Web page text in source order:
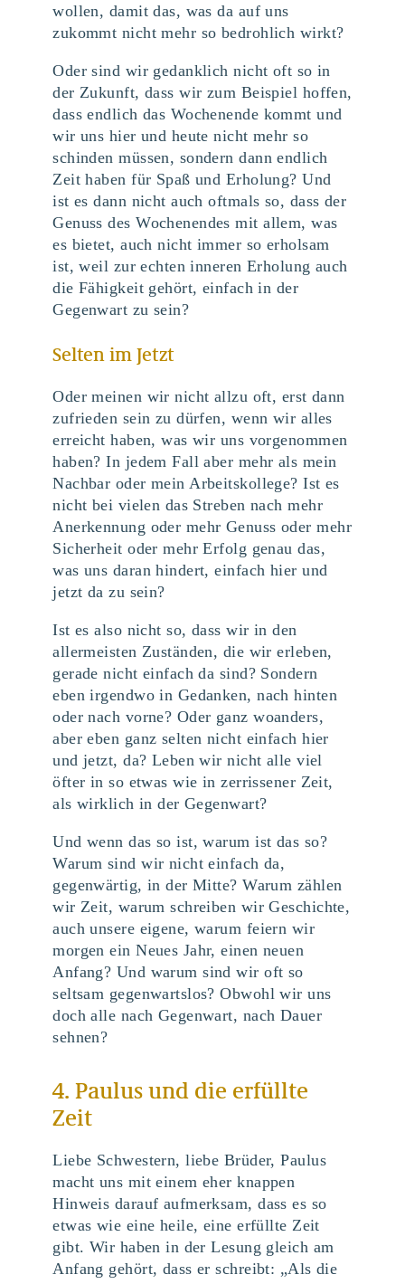
wollen, damit das, was da auf uns
zukommt nicht mehr so bedrohlich wirkt?
Oder sind wir gedanklich nicht oft so in
der Zukunft, dass wir zum Beispiel hoffen,
dass endlich das Wochenende kommt und
wir uns hier und heute nicht mehr so
schinden müssen, sondern dann endlich
Zeit haben für Spaß und Erholung? Und
ist es dann nicht auch oftmals so, dass der
Genuss des Wochenendes mit allem, was
es bietet, auch nicht immer so erholsam
ist, weil zur echten inneren Erholung auch
die Fähigkeit gehört, einfach in der
Gegenwart zu sein?
Selten im Jetzt
Oder meinen wir nicht allzu oft, erst dann
zufrieden sein zu dürfen, wenn wir alles
erreicht haben, was wir uns vorgenommen
haben? In jedem Fall aber mehr als mein
Nachbar oder mein Arbeitskollege? Ist es
nicht bei vielen das Streben nach mehr
Anerkennung oder mehr Genuss oder mehr
Sicherheit oder mehr Erfolg genau das,
was uns daran hindert, einfach hier und
jetzt da zu sein?
Ist es also nicht so, dass wir in den
allermeisten Zuständen, die wir erleben,
gerade nicht einfach da sind? Sondern
eben irgendwo in Gedanken, nach hinten
oder nach vorne? Oder ganz woanders,
aber eben ganz selten nicht einfach hier
und jetzt, da? Leben wir nicht alle viel
öfter in so etwas wie in zerrissener Zeit,
als wirklich in der Gegenwart?
Und wenn das so ist, warum ist das so?
Warum sind wir nicht einfach da,
gegenwärtig, in der Mitte? Warum zählen
wir Zeit, warum schreiben wir Geschichte,
auch unsere eigene, warum feiern wir
morgen ein Neues Jahr, einen neuen
Anfang? Und warum sind wir oft so
seltsam gegenwartslos? Obwohl wir uns
doch alle nach Gegenwart, nach Dauer
sehnen?
4. Paulus und die erfüllte
Zeit
Liebe Schwestern, liebe Brüder, Paulus
macht uns mit einem eher knappen
Hinweis darauf aufmerksam, dass es so
etwas wie eine heile, eine erfüllte Zeit
gibt. Wir haben in der Lesung gleich am
Anfang gehört, dass er schreibt: „Als die